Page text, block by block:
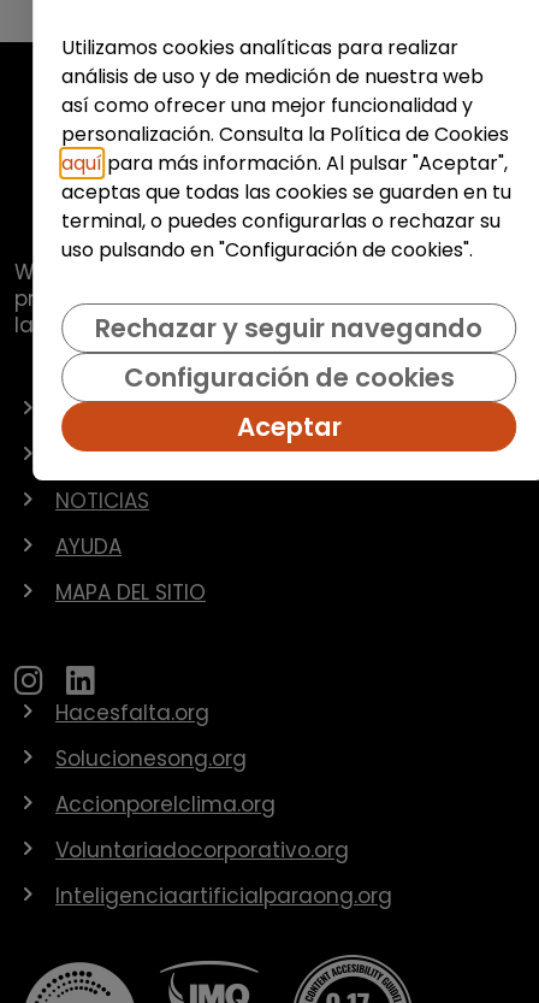
Web de
pretende promover y fomentar la inclusión
laboral de colectivos vulnerables.
OFERTAS
EMPRESAS
NOTICIAS
AYUDA
MAPA DEL SITIO
Hacesfalta.org
Solucionesong.org
Accionporelclima.org
Voluntariadocorporativo.org
Inteligenciaartificialparaong.org
Utilizamos cookies analíticas para realizar
análisis de uso y de medición de nuestra web
así como ofrecer una mejor funcionalidad y
personalización. Consulta la Política de Cookies
aquí para más información. Al pulsar "Aceptar",
aceptas que todas las cookies se guarden en tu
terminal, o puedes configurarlas o rechazar su
uso pulsando en "Configuración de cookies".
Rechazar y seguir navegando
Configuración de cookies
Aceptar